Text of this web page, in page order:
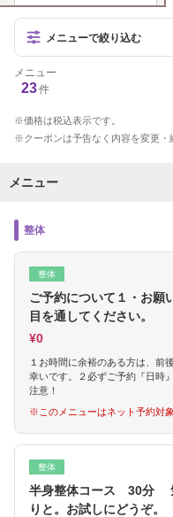
メニューで絞り込む
メニュー
23件
価格は税込表示です。
クーポンは予告なく内容を変更・
メニュー
整体
整体
ご予約について１・お
目を通してください。
¥0
１お時間に余裕のある方は、前
幸いです。２必ずご予約『日時
注意！
※このメニューはネット予約対象
整体
半身整体コース 30分
りと。お試しにどうぞ。